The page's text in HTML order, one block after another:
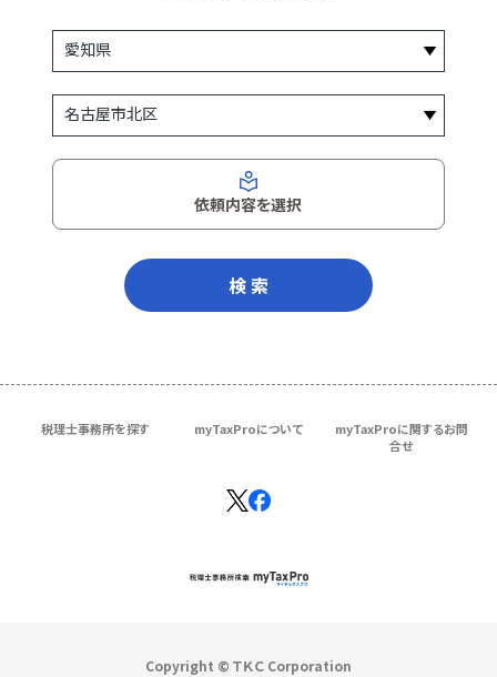
依頼内容を選択
検 索
税理士事務所を探す myTaxProについて
myTaxProに関するお問
合せ
Copyright © ＴＫＣ Corporation